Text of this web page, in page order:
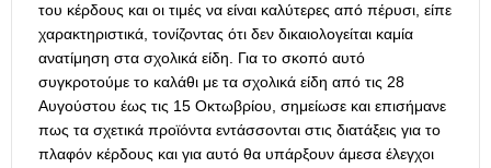
του κέρδους και οι τιμές να είναι καλύτερες από πέρυσι, είπε
χαρακτηριστικά, τονίζοντας ότι δεν δικαιολογείται καμία
ανατίμηση στα σχολικά είδη. Για το σκοπό αυτό
συγκροτούμε το καλάθι με τα σχολικά είδη από τις 28
Αυγούστου έως τις 15 Οκτωβρίου, σημείωσε και επισήμανε
πως τα σχετικά προϊόντα εντάσσονται στις διατάξεις για το
πλαφόν κέρδους και για αυτό θα υπάρξουν άμεσα έλεγχοι